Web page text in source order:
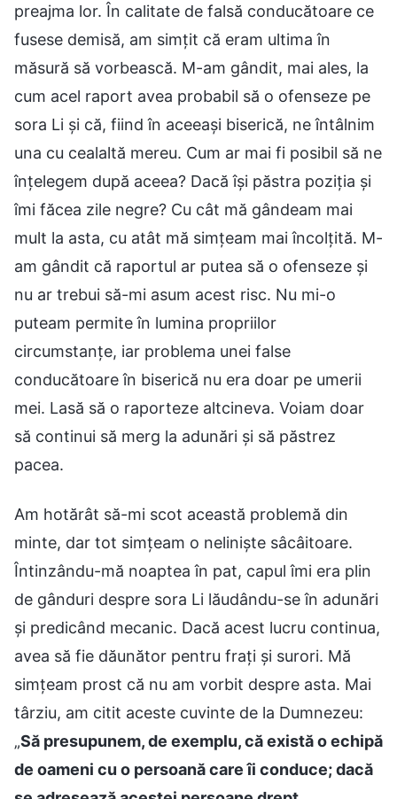
preajma lor. În calitate de falsă conducătoare ce
fusese demisă, am simțit că eram ultima în
măsură să vorbească. M-am gândit, mai ales, la
cum acel raport avea probabil să o ofenseze pe
sora Li și că, fiind în aceeași biserică, ne întâlnim
una cu cealaltă mereu. Cum ar mai fi posibil să ne
înțelegem după aceea? Dacă își păstra poziția și
îmi făcea zile negre? Cu cât mă gândeam mai
mult la asta, cu atât mă simțeam mai încolțită. M-
am gândit că raportul ar putea să o ofenseze și
nu ar trebui să-mi asum acest risc. Nu mi-o
puteam permite în lumina propriilor
circumstanțe, iar problema unei false
conducătoare în biserică nu era doar pe umerii
mei. Lasă să o raporteze altcineva. Voiam doar
să continui să merg la adunări și să păstrez
pacea.
Am hotărât să-mi scot această problemă din
minte, dar tot simțeam o neliniște sâcâitoare.
Întinzându-mă noaptea în pat, capul îmi era plin
de gânduri despre sora Li lăudându-se în adunări
și predicând mecanic. Dacă acest lucru continua,
avea să fie dăunător pentru frați și surori. Mă
simțeam prost că nu am vorbit despre asta. Mai
târziu, am citit aceste cuvinte de la Dumnezeu:
„Să presupunem, de exemplu, că există o echipă
de oameni cu o persoană care îi conduce; dacă